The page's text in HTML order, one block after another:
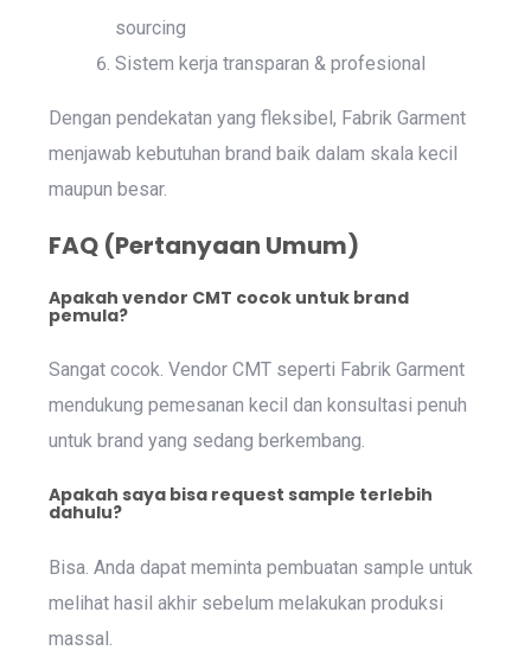
sourcing
Sistem kerja transparan & profesional
Dengan pendekatan yang fleksibel, Fabrik Garment
menjawab kebutuhan brand baik dalam skala kecil
maupun besar.
FAQ (Pertanyaan Umum)
Apakah vendor CMT cocok untuk brand
pemula?
Sangat cocok. Vendor CMT seperti Fabrik Garment
mendukung pemesanan kecil dan konsultasi penuh
untuk brand yang sedang berkembang.
Apakah saya bisa request sample terlebih
dahulu?
Bisa. Anda dapat meminta pembuatan sample untuk
melihat hasil akhir sebelum melakukan produksi
massal.